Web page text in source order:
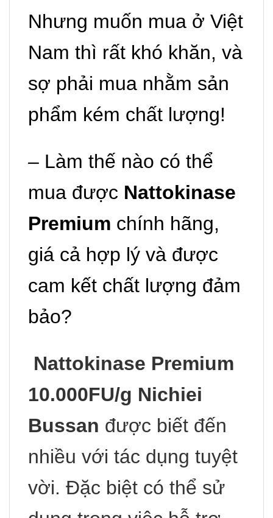
Nhưng muốn mua ở Việt
Nam thì rất khó khăn, và
sợ phải mua nhằm sản
phẩm kém chất lượng!
– Làm thế nào có thể
mua được Nattokinase
Premium chính hãng,
giá cả hợp lý và được
cam kết chất lượng đảm
bảo?
Nattokinase Premium
10.000FU/g Nichiei
Bussan được biết đến
nhiều với tác dụng tuyệt
vời. Đặc biệt có thể sử